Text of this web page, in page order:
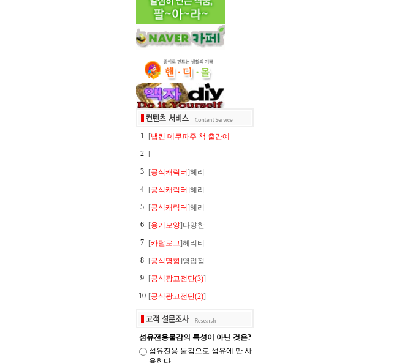
1 [냅킨 데쿠파주 책 출간예
2
[
3 [공식캐릭터]헤리
4
[공식캐릭터]헤리
5
[공식캐릭터]헤리
6
[용기모양]다양한
7
[카탈로그]헤리티
8
[공식명함]영업점
9
[공식광고전단(3)]
10 [공식광고전단(2)]
섬유전용물감의 특성이 아닌 것은?
섬유전용 물감으로 섬유에 만 사
용한다.